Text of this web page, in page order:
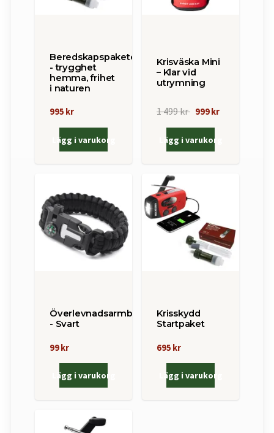
Beredskapspaketet
- trygghet
hemma, frihet
i naturen
995 kr
Lägg i varukorg
Krisväska Mini
– Klar vid
utrymning
1 499 kr 999 kr
Lägg i varukorg
Överlevnadsarmband
- Svart
99 kr
Lägg i varukorg
Krisskydd
Startpaket
695 kr
Lägg i varukorg